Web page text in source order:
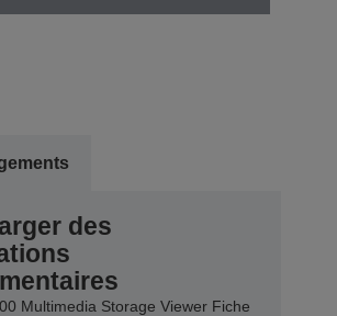
des
Multimedia Storage Viewer Fiche